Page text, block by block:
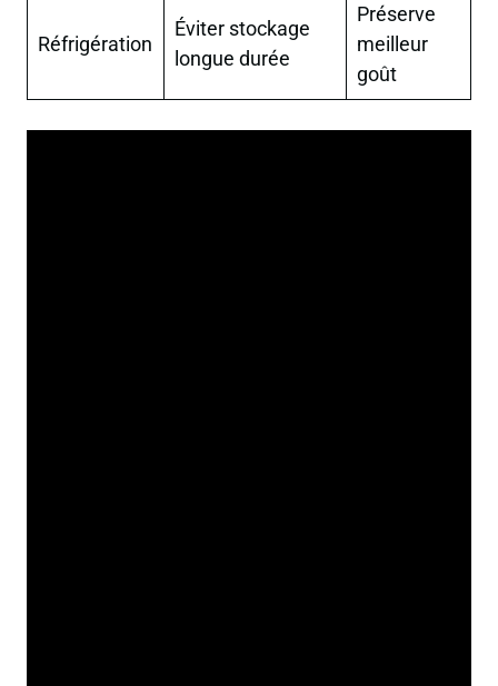
Réfrigération
Éviter stockage
longue durée
Préserve
meilleur
goût